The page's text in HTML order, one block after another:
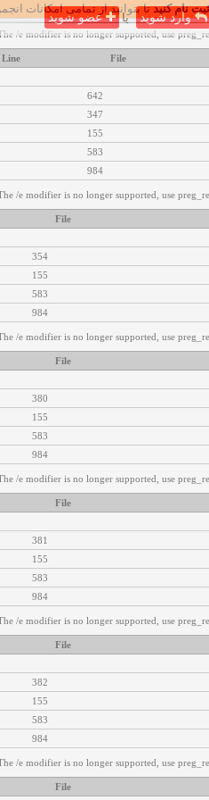
ثبت نام کنیدتا بتوانید از تمامی امکانات
/e modifier is no longer supported, use
File
Line
642
347
155
583
984
/e modifier is no longer supported, use
File
354
155
583
984
/e modifier is no longer supported, use
File
380
155
583
984
/e modifier is no longer supported, use
File
381
155
583
984
/e modifier is no longer supported, use
File
382
155
583
984
/e modifier is no longer supported, use
File
وارد شوید یا عضو شوید